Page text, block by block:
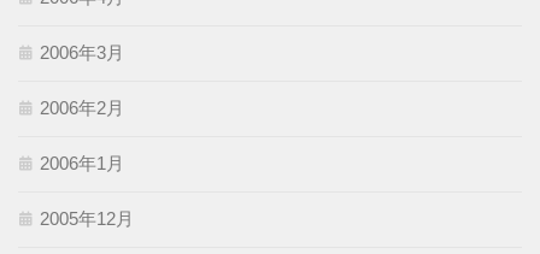
2006年3月
2006年2月
2006年1月
2005年12月